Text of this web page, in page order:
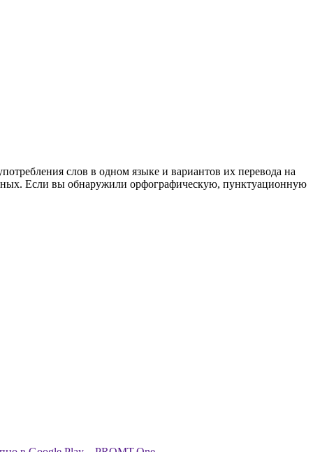
слов в одном языке и вариантов их перевода на
Если вы обнаружили орфографическую, пунктуационную